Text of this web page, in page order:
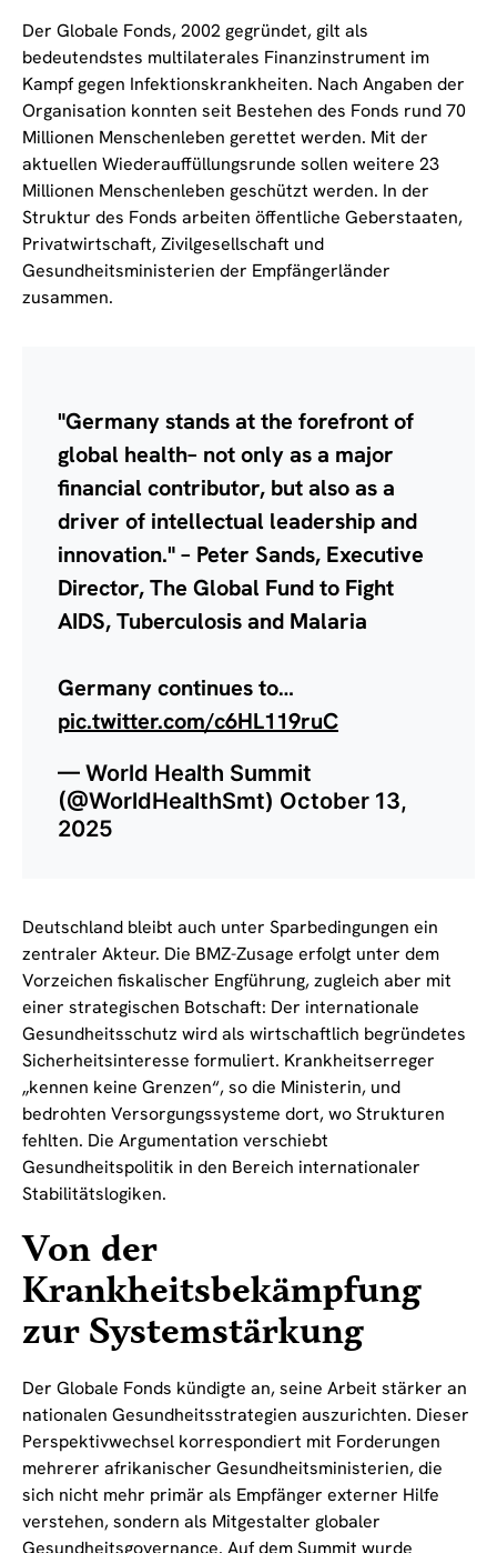
Der Globale Fonds, 2002 gegründet, gilt als
bedeutendstes multilaterales Finanzinstrument im
Kampf gegen Infektionskrankheiten. Nach Angaben der
Organisation konnten seit Bestehen des Fonds rund 70
Millionen Menschenleben gerettet werden. Mit der
aktuellen Wiederauffüllungsrunde sollen weitere 23
Millionen Menschenleben geschützt werden. In der
Struktur des Fonds arbeiten öffentliche Geberstaaten,
Privatwirtschaft, Zivilgesellschaft und
Gesundheitsministerien der Empfängerländer
zusammen.
"Germany stands at the forefront of
global health– not only as a major
financial contributor, but also as a
driver of intellectual leadership and
innovation." – Peter Sands, Executive
Director, The Global Fund to Fight
AIDS, Tuberculosis and Malaria
Germany continues to…
pic.twitter.com/c6HL119ruC
— World Health Summit
(@WorldHealthSmt) October 13,
2025
Deutschland bleibt auch unter Sparbedingungen ein
zentraler Akteur. Die BMZ-Zusage erfolgt unter dem
Vorzeichen fiskalischer Engführung, zugleich aber mit
einer strategischen Botschaft: Der internationale
Gesundheitsschutz wird als wirtschaftlich begründetes
Sicherheitsinteresse formuliert. Krankheitserreger
„kennen keine Grenzen“, so die Ministerin, und
bedrohten Versorgungssysteme dort, wo Strukturen
fehlten. Die Argumentation verschiebt
Gesundheitspolitik in den Bereich internationaler
Stabilitätslogiken.
Von der
Krankheitsbekämpfung
zur Systemstärkung
Der Globale Fonds kündigte an, seine Arbeit stärker an
nationalen Gesundheitsstrategien auszurichten. Dieser
Perspektivwechsel korrespondiert mit Forderungen
mehrerer afrikanischer Gesundheitsministerien, die
sich nicht mehr primär als Empfänger externer Hilfe
verstehen, sondern als Mitgestalter globaler